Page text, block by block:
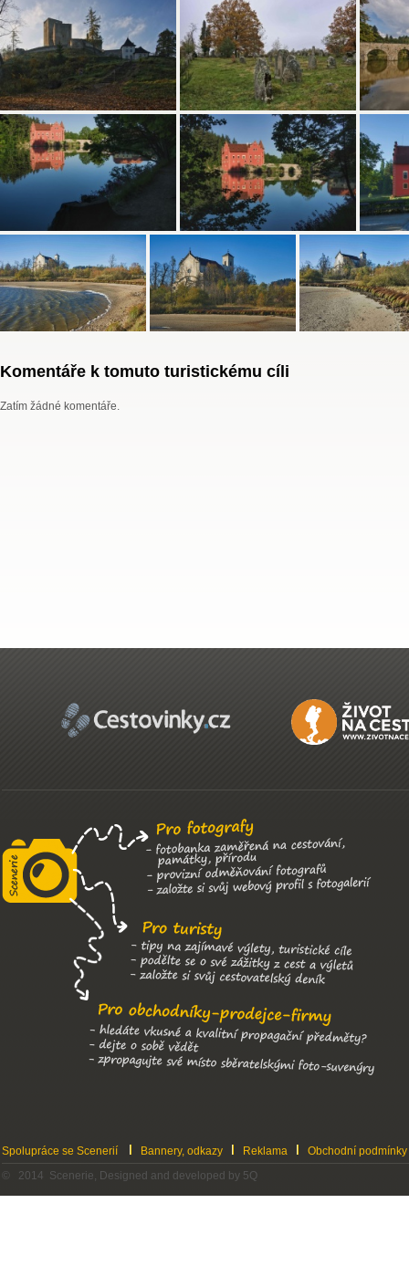
Komentáře k tomuto turistickému cíli
Zatím žádné komentáře.
Spolupráce se Scenerií Bannery, odkazy Reklama
Obchodní podmínky
© 2014 Scenerie, Designed and developed by 5Q